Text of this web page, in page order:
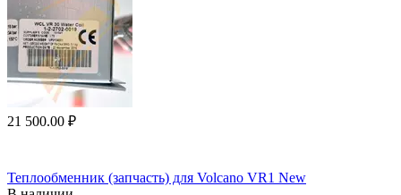
21 500.00 ₽
Теплообменник (запчасть) для Volcano VR1 New